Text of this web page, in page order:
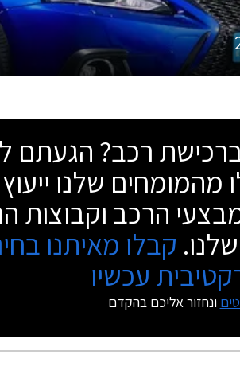
ברכישת רכב? הגעתם
מהמומחים שלנו
הרכב וקבוצות
קבלו מאיתנו
עכשיו
ונחזור אליכם בהקדם